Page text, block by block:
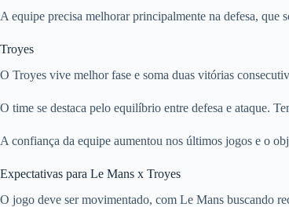
A equipe precisa melhorar principalmente na defesa,
Troyes
O Troyes vive melhor fase e soma duas vitórias
O time se destaca pelo equilíbrio entre defesa e ataque.
A confiança da equipe aumentou nos últimos jogos e o
Expectativas para Le Mans x Troyes
O jogo deve ser movimentado, com Le Mans buscando